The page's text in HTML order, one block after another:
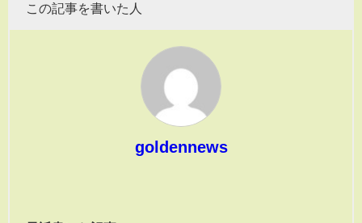
この記事を書いた人
goldennews